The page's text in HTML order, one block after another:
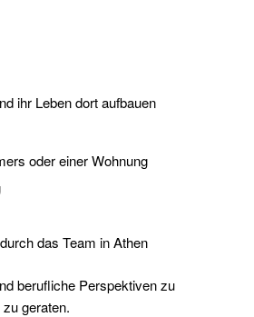
ihr Leben dort aufbauen
oder einer Wohnung
das Team in Athen
berufliche Perspektiven zu
geraten.